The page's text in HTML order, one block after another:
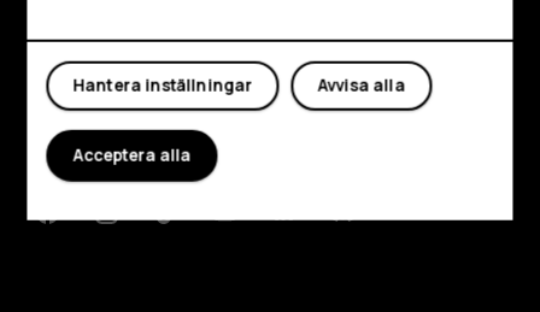
Om
Planet and people
Kundservice
FacebookInstagram
TiktokYoutubeLinkedinDiscord
Avvisa alla
Hantera inställningar
Acceptera alla